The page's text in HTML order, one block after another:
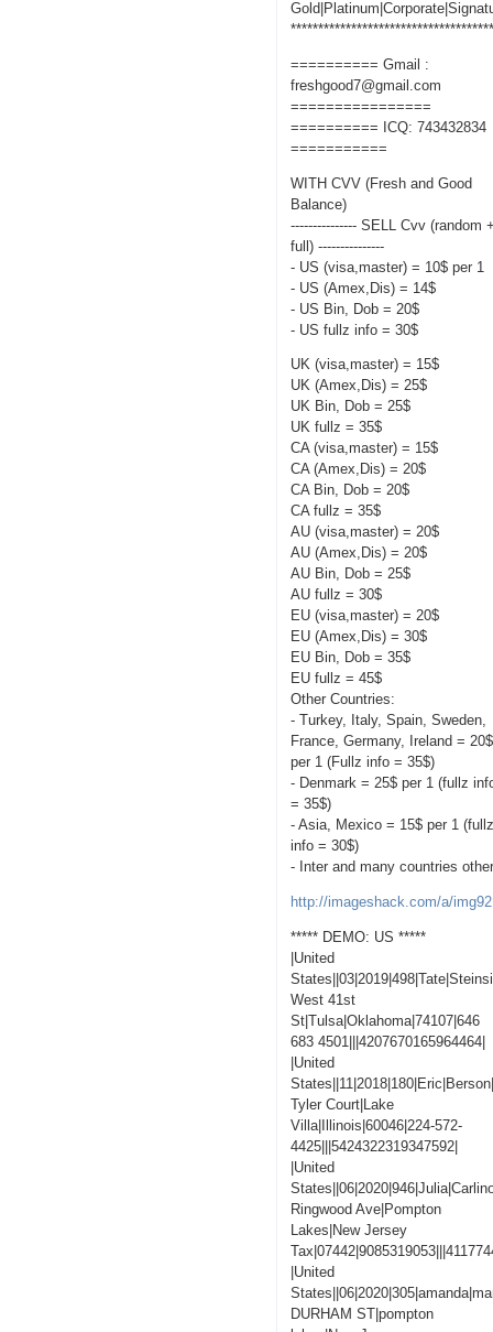
========== Gmail :
freshgood7@gmail.com
================
========== ICQ: 743432834
===========
WITH CVV (Fresh and Good
Balance)
--------------- SELL Cvv (random
full) ---------------
- US (visa,master) = 10$ per 1
- US (Amex,Dis) = 14$
- US Bin, Dob = 20$
- US fullz info = 30$
UK (visa,master) = 15$
UK (Amex,Dis) = 25$
UK Bin, Dob = 25$
UK fullz = 35$
CA (visa,master) = 15$
CA (Amex,Dis) = 20$
CA Bin, Dob = 20$
CA fullz = 35$
AU (visa,master) = 20$
AU (Amex,Dis) = 20$
AU Bin, Dob = 25$
AU fullz = 30$
EU (visa,master) = 20$
EU (Amex,Dis) = 30$
EU Bin, Dob = 35$
EU fullz = 45$
Other Countries:
- Turkey, Italy, Spain, Sweden,
France, Germany, Ireland = 20$
per 1 (Fullz info = 35$)
- Denmark = 25$ per 1 (fullz
= 35$)
- Asia, Mexico = 15$ per 1
info = 30$)
- Inter and many countries
http://imageshack.com/a/
***** DEMO: US *****
|United
West 41st
St|Tulsa|Oklahoma|74107|646
683 4501|||4207670165964464|
|United
Tyler Court|Lake
Villa|Illinois|60046|224-572-
4425|||5424322319347592|
|United
Ringwood Ave|Pompton
Lakes|New Jersey
|United
DURHAM ST|pompton